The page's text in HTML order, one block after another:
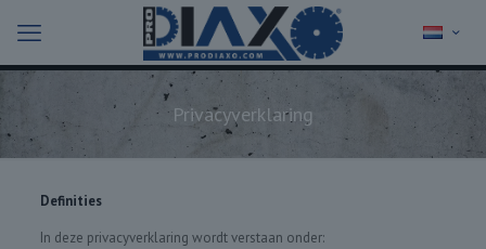
Privacyverklaring
Definities
In deze privacyverklaring wordt verstaan onder: